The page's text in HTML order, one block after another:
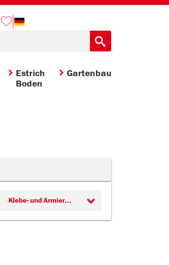
Estrich
Boden
Gartenbau
Klebe- und Armierungsmörtel (2)